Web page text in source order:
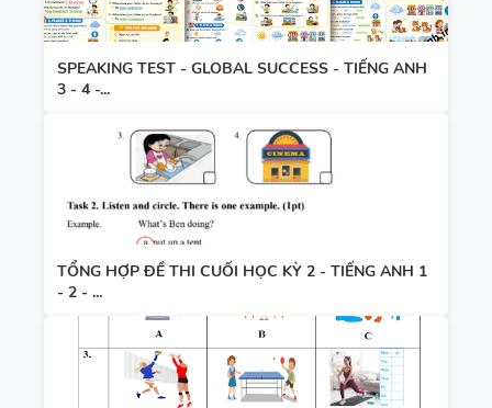
SPEAKING TEST - GLOBAL SUCCESS - TIẾNG ANH
3 - 4 -...
TỔNG HỢP ĐỀ THI CUỐI HỌC KỲ 2 - TIẾNG ANH 1
- 2 - ...